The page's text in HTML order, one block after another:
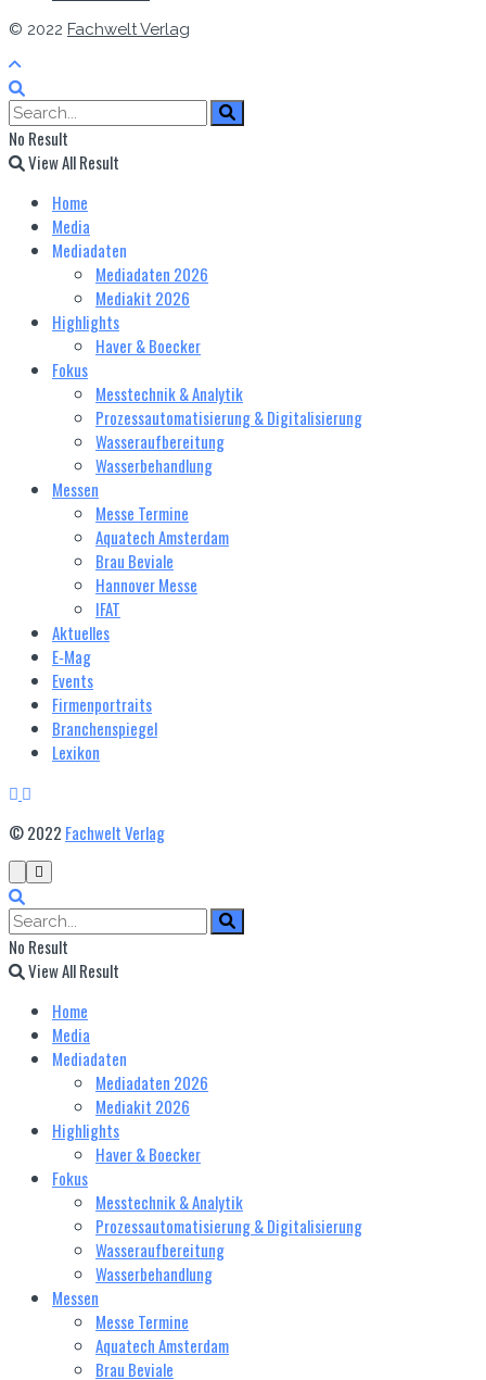
© 2022 Fachwelt Verlag
No Result
View All Result
Home
Media
Mediadaten
Mediadaten 2026
Mediakit 2026
Highlights
Haver & Boecker
Fokus
Messtechnik & Analytik
Prozessautomatisierung & Digitalisierung
Wasseraufbereitung
Wasserbehandlung
Messen
Messe Termine
Aquatech Amsterdam
Brau Beviale
Hannover Messe
IFAT
Aktuelles
E‑Mag
Events
Firmenportraits
Branchenspiegel
Lexikon
© 2022 Fachwelt Verlag
No Result
View All Result
Home
Media
Mediadaten
Mediadaten 2026
Mediakit 2026
Highlights
Haver & Boecker
Fokus
Messtechnik & Analytik
Prozessautomatisierung & Digitalisierung
Wasseraufbereitung
Wasserbehandlung
Messen
Messe Termine
Aquatech Amsterdam
Brau Beviale